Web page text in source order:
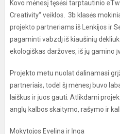
Kovo mėnesį tęsėsi tarptautinio
Creativity“ veiklos. 3b klasės
projekto partneriams iš Lenkijos ir
pagaminti vabzdį iš kiaušinių
ekologiškas daržoves, iš jų gamino
Projekto metu nuolat dalinamasi
partneriais, todėl šį mėnesį buvo
laiškus ir juos gauti. Atlikdami
anglų kalbos skaitymo, rašymo ir
Mokytojos Evelina ir Inga